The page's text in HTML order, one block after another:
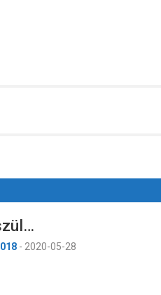
- 2020-05-28